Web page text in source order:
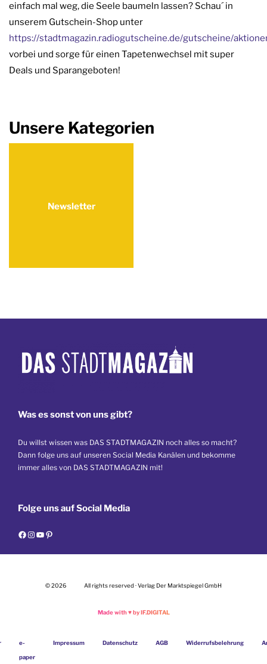
einfach mal weg, die Seele baumeln lassen? Schau´ in
unserem Gutschein-Shop unter
https://stadtmagazin.radiogutscheine.de/gutscheine/
vorbei und sorge für einen Tapetenwechsel mit super
Deals und Sparangeboten!
Unsere Kategorien
Newsletter
Was es sonst von uns gibt?
Du willst wissen was DAS STADTMAGAZIN noch alles so macht?
Dann folge uns auf unseren Social Media Kanälen und bekomme
immer alles von DAS STADTMAGAZIN mit!
Folge uns auf Social Media
F
a
k
I
n
m
Y
o
P
i
t© 2026 All rights reserved · Verlag Der Marktspiegel GmbH
Made with♥by IF.DIGITAL
e-
paper
Impressum Datenschutz AGB Widerrufsbelehrung